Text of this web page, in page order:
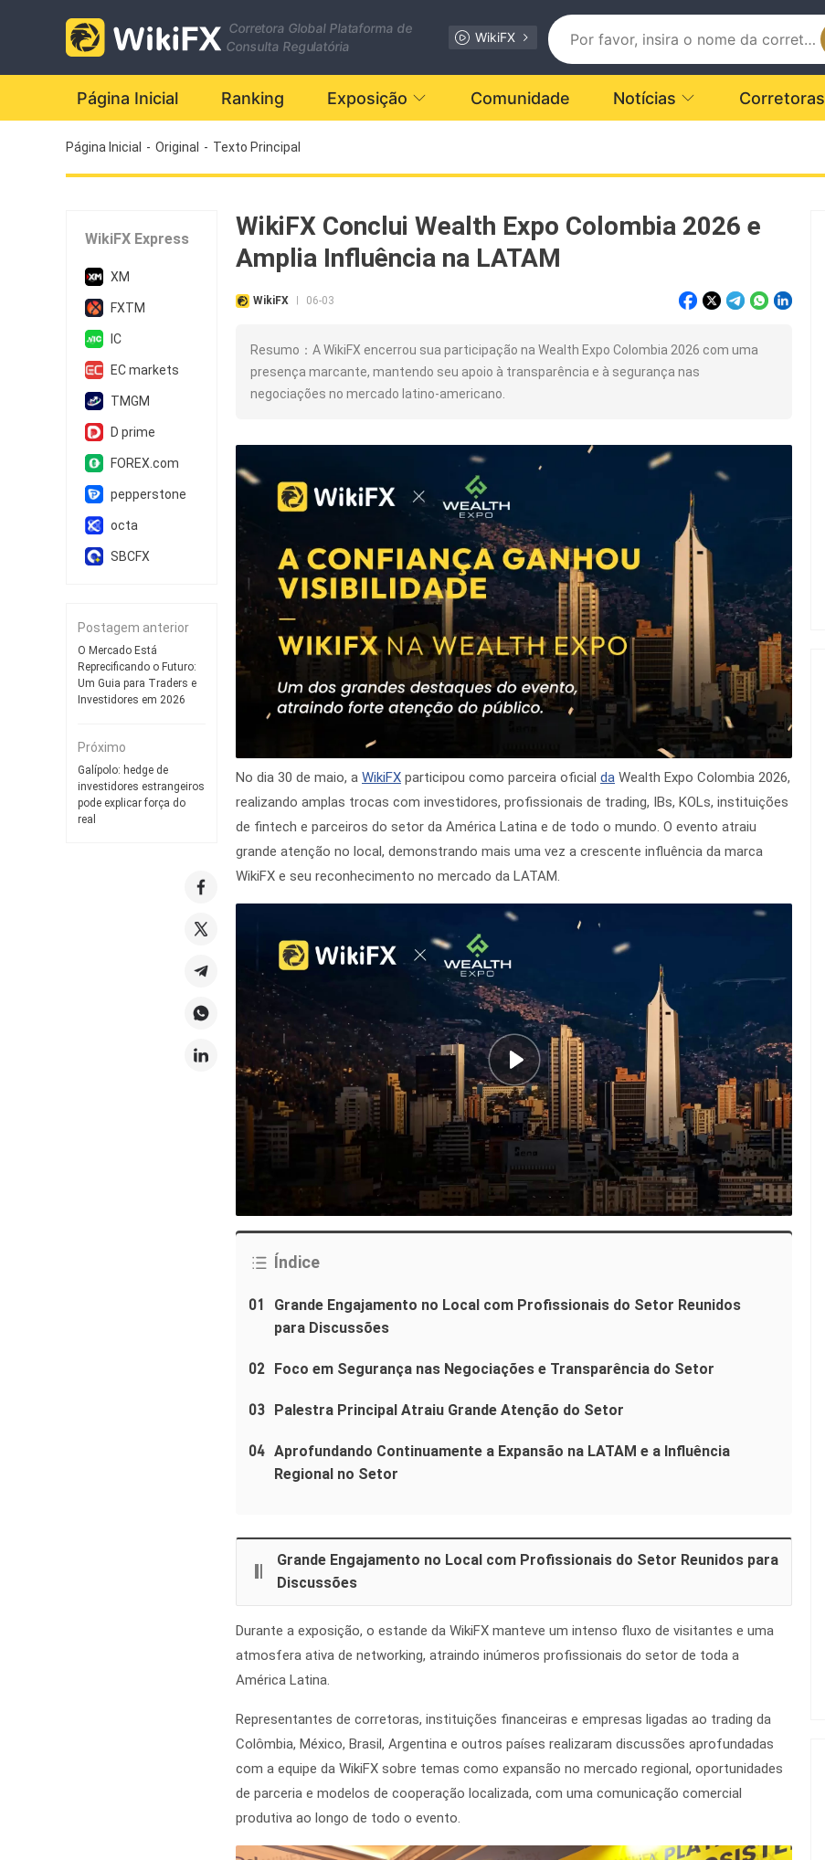
Corretora Global Plataforma de
Consulta Regulatória
WikiFX
Página Inicial Ranking Exposição Comunidade Notícias Corretoras
Página Inicial - Original - Texto Principal
WikiFX Express
XM
FXTM
IC
EC markets
TMGM
D prime
FOREX.com
pepperstone
octa
SBCFX
Postagem anterior
O Mercado Está
Reprecificando o Futuro:
Um Guia para Traders e
Investidores em 2026
Próximo
Galípolo: hedge de
investidores estrangeiros
pode explicar força do
real
WikiFX Conclui Wealth Expo Colombia 2026 e
Amplia Influência na LATAM
WikiFX 06-03
Resumo：A WikiFX encerrou sua participação na Wealth Expo Colombia 2026 com uma
presença marcante, mantendo seu apoio à transparência e à segurança nas
negociações no mercado latino-americano.
No dia 30 de maio, a WikiFX participou como parceira oficial da Wealth Expo Colombia 2026,
realizando amplas trocas com investidores, profissionais de trading, IBs, KOLs, instituições
de fintech e parceiros do setor da América Latina e de todo o mundo. O evento atraiu
grande atenção no local, demonstrando mais uma vez a crescente influência da marca
WikiFX e seu reconhecimento no mercado da LATAM.
Índice
01
Grande Engajamento no Local com Profissionais do Setor Reunidos
para Discussões
02 Foco em Segurança nas Negociações e Transparência do Setor
03 Palestra Principal Atraiu Grande Atenção do Setor
04 Aprofundando Continuamente a Expansão na LATAM e a Influência
Regional no Setor
Grande Engajamento no Local com Profissionais do Setor Reunidos para
Discussões
Durante a exposição, o estande da WikiFX manteve um intenso fluxo de visitantes e uma
atmosfera ativa de networking, atraindo inúmeros profissionais do setor de toda a
América Latina.
Representantes de corretoras, instituições financeiras e empresas ligadas ao trading da
Colômbia, México, Brasil, Argentina e outros países realizaram discussões aprofundadas
com a equipe da WikiFX sobre temas como expansão no mercado regional, oportunidades
de parceria e modelos de cooperação localizada, com uma comunicação comercial
produtiva ao longo de todo o evento.